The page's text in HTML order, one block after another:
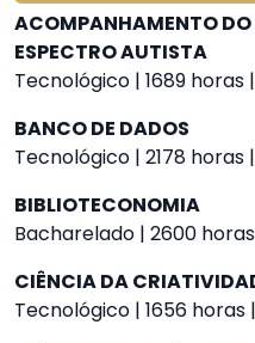
ACOMPANHAMENTO
ESPECTRO AUTISTA
Tecnológico | 1689 horas |
BANCO DE DADOS
Tecnológico | 2178 horas |
BIBLIOTECONOMIA
Bacharelado | 2600
CIÊNCIA DA
Tecnológico | 1656 horas |